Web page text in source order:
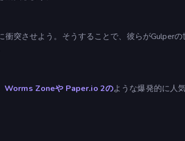
突させよう。そうすることで、彼らがGulper
Worms Zoneや Paper.io 2のような爆発的に人